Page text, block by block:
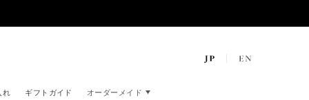
れ ギフトガイド オーダーメイド